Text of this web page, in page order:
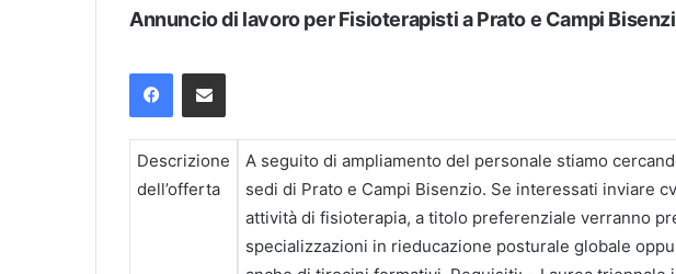
Annuncio di lavoro per Fisioterapisti a Prato e Campi
FacebookCondividi via mail
Descrizione
dell’offerta
A seguito di ampliamento del personale stiamo
sedi di Prato e Campi Bisenzio. Se interessati inviare
attività di fisioterapia, a titolo preferenziale verranno
specializzazioni in rieducazione posturale globale